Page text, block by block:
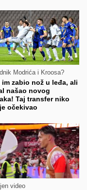
Modrića i Kroosa?
im zabio nož u leđa, ali
našao novog
Taj transfer niko
očekivao
video